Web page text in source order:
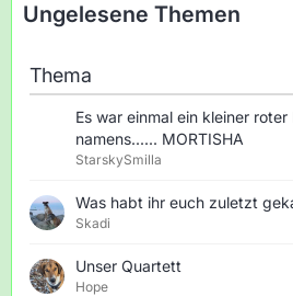
Ungelesene Themen
Thema
Es war einmal ein kleiner roter
namens...... MORTISHA
StarskySmilla
Was habt ihr euch zuletzt
Skadi
Unser Quartett
Hope